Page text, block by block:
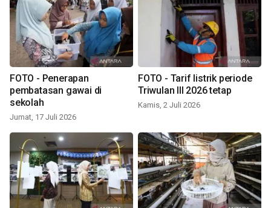
FOTO - Penerapan
pembatasan gawai di
sekolah
Jumat, 17 Juli 2026
FOTO - Tarif listrik periode
Triwulan III 2026 tetap
Kamis, 2 Juli 2026